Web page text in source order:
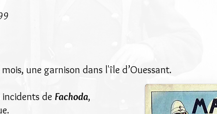
une garnison dans l'île d’Ouessant.
incidents de Fachoda,